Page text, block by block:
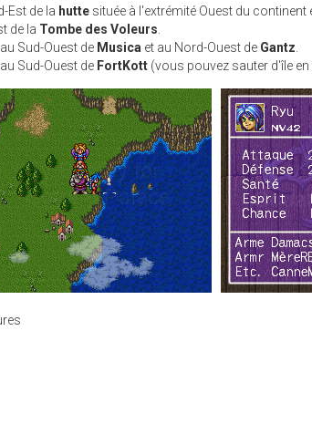
Est de la hutte située à l'extrémité Ouest du continent
de la Tombe des Voleurs
Sud-Ouest de Musica et au Nord-Ouest de Gantz
Sud-Ouest de FortKott (vous pouvez sauter d'île en